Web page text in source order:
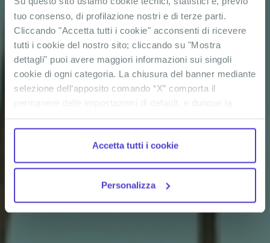
tuo consenso, di profilazione nostri e di terze parti.
Cliccando "Accetta tutti i cookie" acconsenti di ricevere
tutti i cookie del nostro sito; cliccando su "Mostra
dettagli" puoi avere maggiori informazioni sui singoli
cookie di ogni categoria. La chiusura del banner mediante
selezione dell’apposito comando “X” comporta il
permanere delle impostazioni di default, e dunque la
casella dei cookie statistici è già selezionata poiché, non
permettendo la diretta individuazione dell’interessato (cd.
single out), i relativi cookie sono equiparati ai tecnici, ma
deselezionando la relativa casella. Se vuoi maggiori
informazioni sul funzionamento dei cookie attivi sul
Accetta tutti i cookie
Personalizza